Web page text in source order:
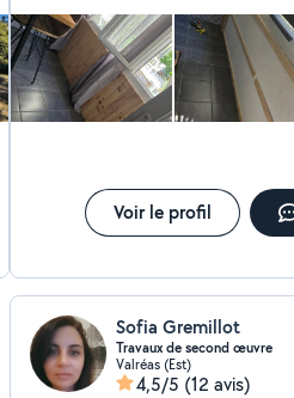
Voir le profil
Sofia Gremillot
Travaux de second œuvre
Valréas (Est)
4,5/5 (12 avis)